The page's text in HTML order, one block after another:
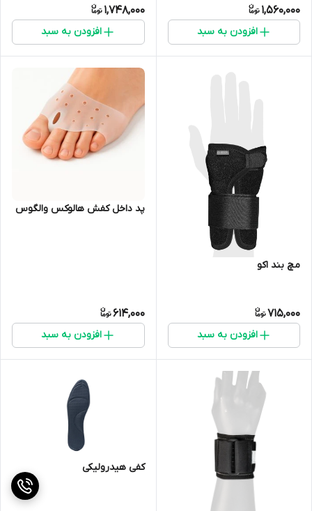
1,560,000
افزودن به سبد
1,748,000
افزودن به سبد
مچ بند اکو
715,000
افزودن به سبد
پد داخل کفش هالوکس والگوس
614,000
افزودن به سبد
کفی هیدرولیکی